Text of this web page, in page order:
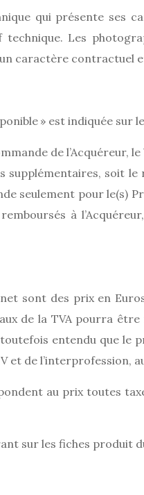
qui présente ses
Les
caractère contractuel
» est indiquée sur
de l’Acquéreur,
supplémentaires, soit
seulement pour le(s)
à
sont des prix en
de la TVA pourra
entendu que le
et de l’interprofession,
au prix toutes
sur les fiches produit